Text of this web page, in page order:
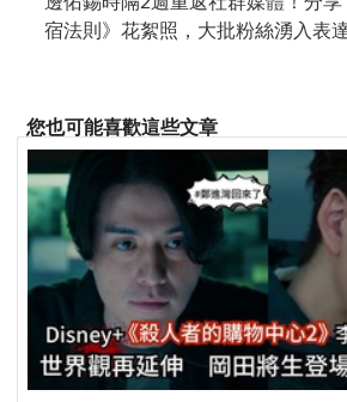
宿法則》花絮照，大批粉絲湧入表
您也可能喜歡這些文章